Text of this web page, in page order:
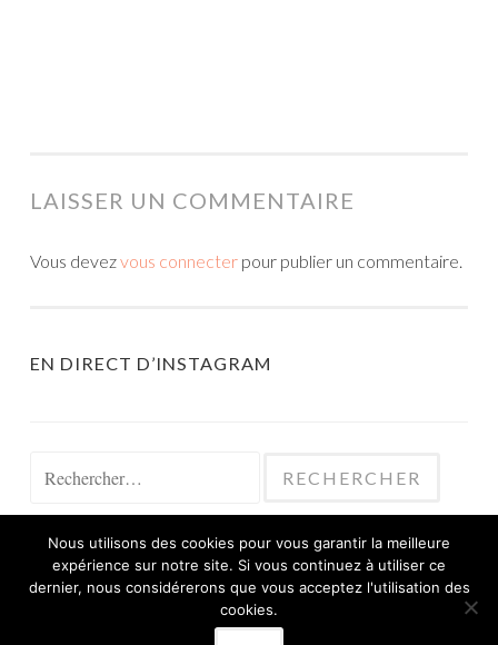
LAISSER UN COMMENTAIRE
Vous devezvous connecter pour publier un commentaire.
EN DIRECT D’INSTAGRAM
FIÈREMENT PROPULSÉ PAR WORDPRESS
Nous utilisons des cookies pour vous garantir la meilleure
expérience sur notre site. Si vous continuez à utiliser ce
dernier, nous considérerons que vous acceptez l'utilisation des
cookies.